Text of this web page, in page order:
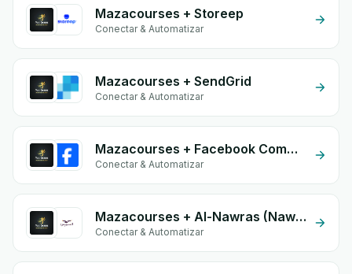
Mazacourses + Storeep
Conectar & Automatizar
Mazacourses + SendGrid
Conectar & Automatizar
Mazacourses + Facebook Commerce
Conectar & Automatizar
Mazacourses + Al-Nawras (Nawris)
Conectar & Automatizar